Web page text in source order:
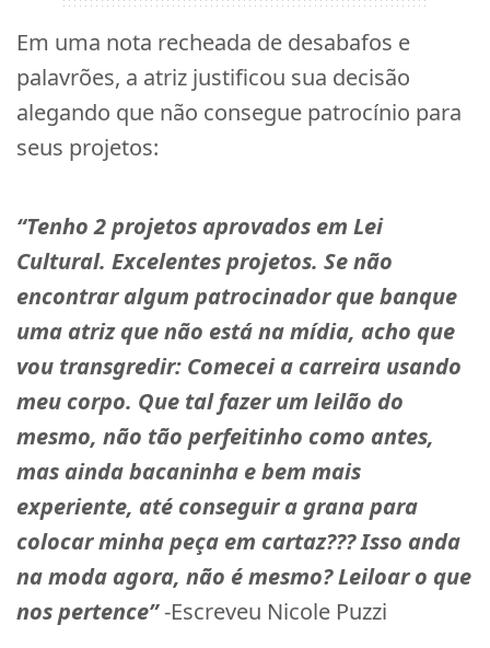
Em uma nota recheada de desabafos e
palavrões, a atriz justificou sua decisão
alegando que não consegue patrocínio para
seus projetos:
“Tenho 2 projetos aprovados em Lei
Cultural. Excelentes projetos. Se não
encontrar algum patrocinador que banque
uma atriz que não está na mídia, acho que
vou transgredir: Comecei a carreira usando
meu corpo. Que tal fazer um leilão do
mesmo, não tão perfeitinho como antes,
mas ainda bacaninha e bem mais
experiente, até conseguir a grana para
colocar minha peça em cartaz??? Isso anda
na moda agora, não é mesmo? Leiloar o que
nos pertence”-Escreveu Nicole Puzzi